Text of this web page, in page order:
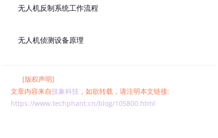
无人机反制系统工作流程
无人机侦测设备原理
[版权声明]
文章内容来自技象科技 ，如欲转载，请注明本文链接:
https://www.techphant.cn/blog/105800.html